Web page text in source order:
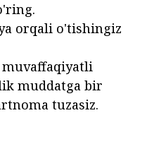
orqali o'tishingiz
muddatga bir
tuzasiz.